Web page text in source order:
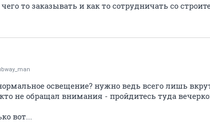
то заказывать и как то сотрудничать со
освещение? нужно ведь всего лишь
не обращал внимания - пройдитесь туда
вот...